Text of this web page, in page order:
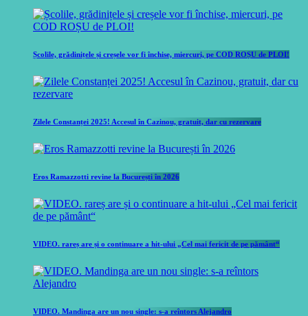
Școlile, grădinițele și creșele vor fi închise, miercuri, pe COD ROȘU de PLOI!
Zilele Constanței 2025! Accesul în Cazinou, gratuit, dar cu rezervare
Eros Ramazzotti revine la București în 2026
VIDEO. rareș are și o continuare a hit-ului „Cel mai fericit de pe pământ“
VIDEO. Mandinga are un nou single: s-a reîntors Alejandro